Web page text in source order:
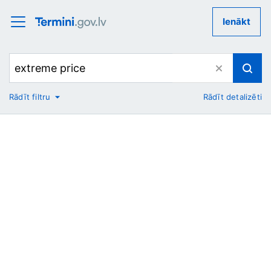
Ienākt
No
Rādīt filtru Rādīt detalizēti